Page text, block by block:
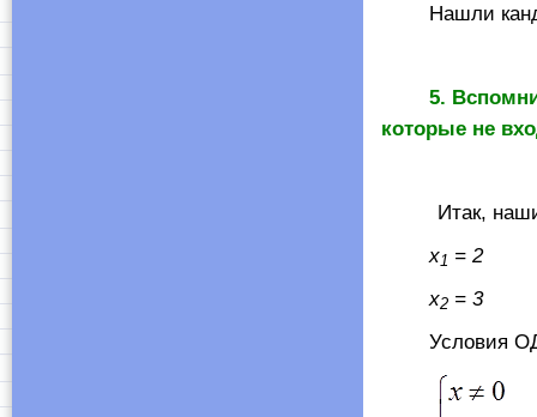
Нашли
5.
которые не
Итак,
x1 = 2
x2= 3
Условия